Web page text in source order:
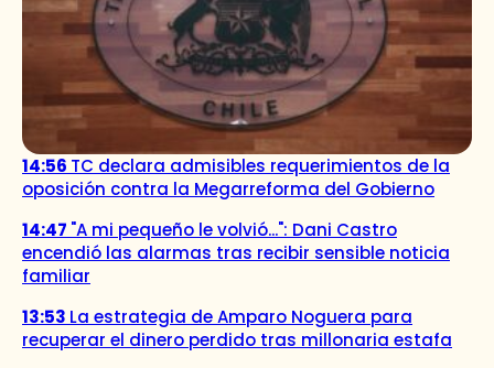
14:56 TC declara admisibles requerimientos de la
oposición contra la Megarreforma del Gobierno
14:47 "A mi pequeño le volvió...": Dani Castro
encendió las alarmas tras recibir sensible noticia
familiar
13:53 La estrategia de Amparo Noguera para
recuperar el dinero perdido tras millonaria estafa